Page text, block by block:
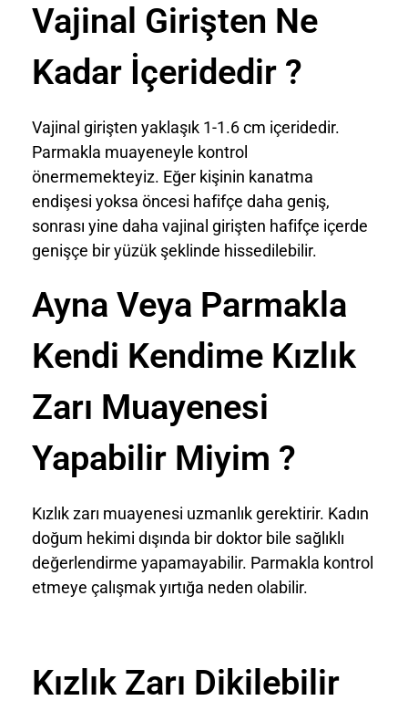
Vajinal Girişten Ne
Kadar İçeridedir ?
Vajinal girişten yaklaşık 1-1.6 cm içeridedir.
Parmakla muayeneyle kontrol
önermemekteyiz. Eğer kişinin kanatma
endişesi yoksa öncesi hafifçe daha geniş,
sonrası yine daha vajinal girişten hafifçe içerde
genişçe bir yüzük şeklinde hissedilebilir.
Ayna Veya Parmakla
Kendi Kendime Kızlık
Zarı Muayenesi
Yapabilir Miyim ?
Kızlık zarı muayenesi uzmanlık gerektirir. Kadın
doğum hekimi dışında bir doktor bile sağlıklı
değerlendirme yapamayabilir. Parmakla kontrol
etmeye çalışmak yırtığa neden olabilir.
Kızlık Zarı Dikilebilir